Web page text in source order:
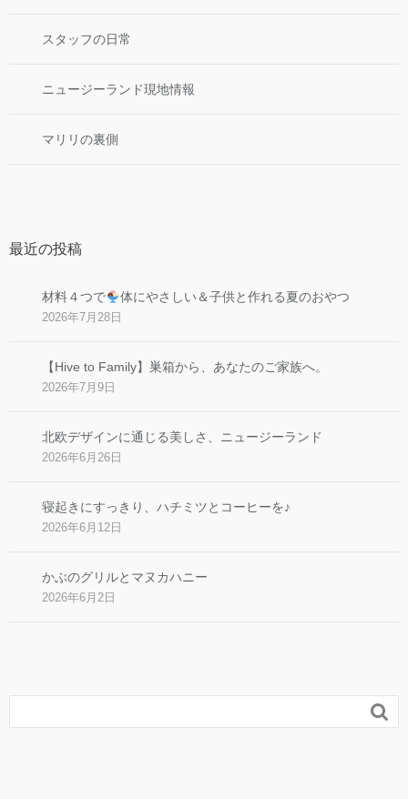
スタッフの日常
ニュージーランド現地情報
マリリの裏側
最近の投稿
材料４つで 体にやさしい＆子供と作れる夏のおやつ
2026年7月28日
【Hive to Family】巣箱から、あなたのご家族へ。
2026年7月9日
北欧デザインに通じる美しさ、ニュージーランド
2026年6月26日
寝起きにすっきり、ハチミツとコーヒーを♪
2026年6月12日
かぶのグリルとマヌカハニー
2026年6月2日
